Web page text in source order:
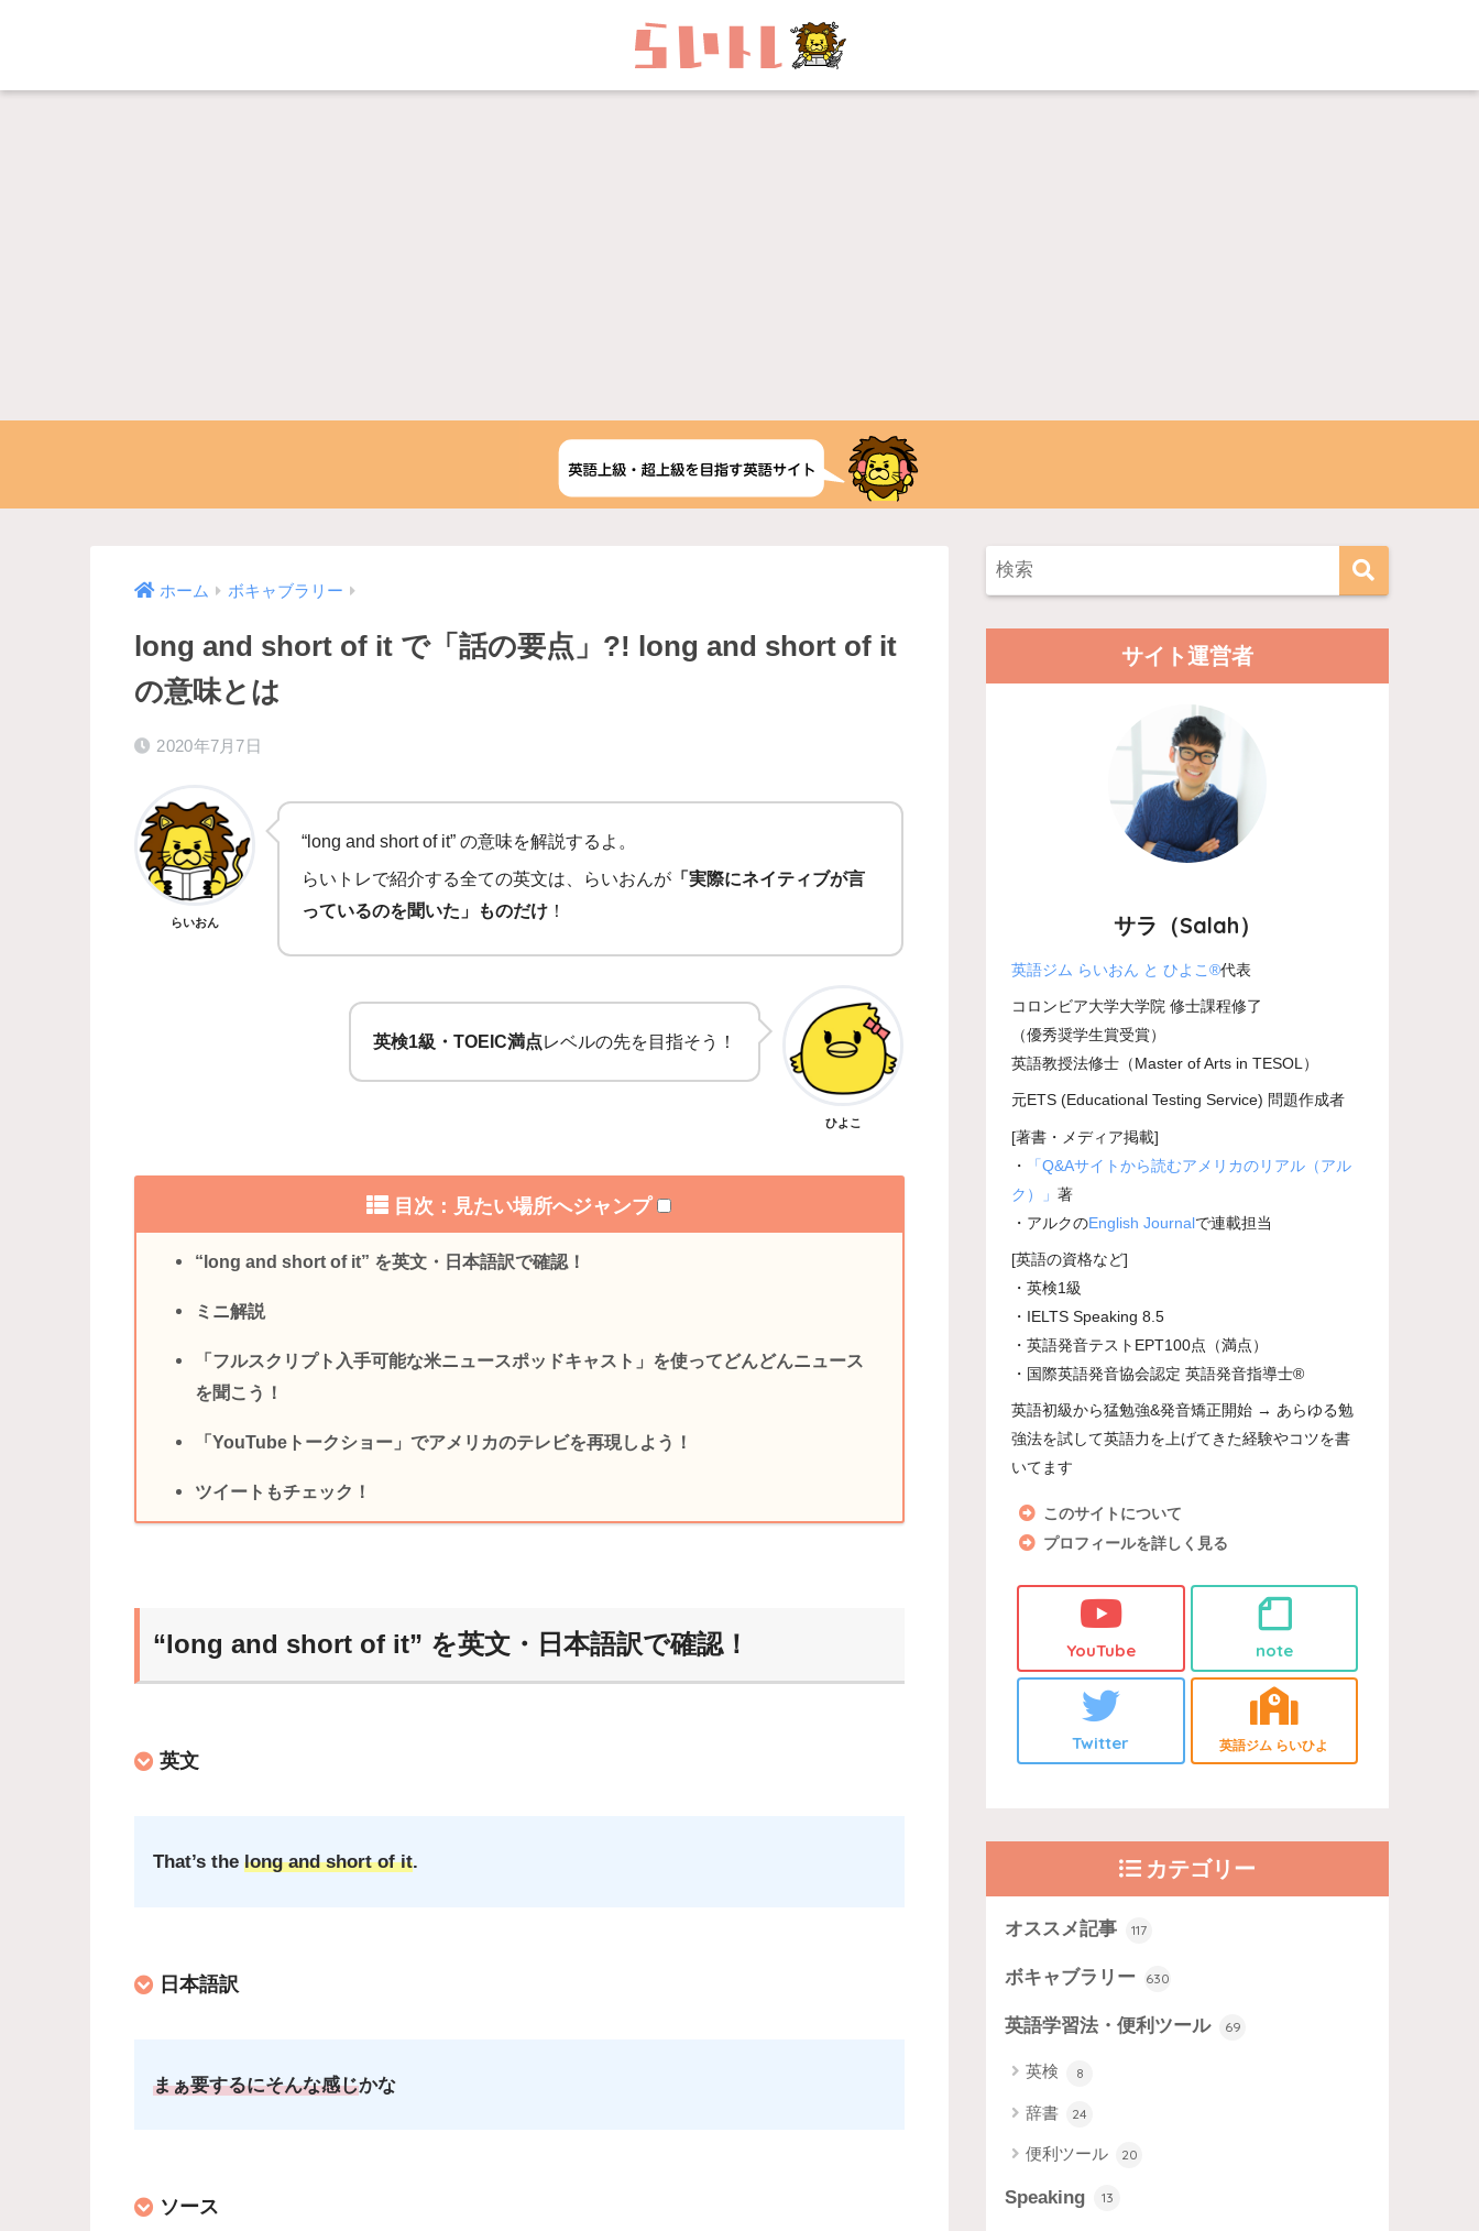
ホーム ボキャブラリー
long and short of it で「話の要点」?! long and short of it
の意味とは
2020年7月7日
らいおん
“long and short of it” の意味を解説するよ。
らいトレで紹介する全ての英文は、らいおんが 「実際にネイティブが言
っているのを聞いた」ものだけ ！
英検1級・TOEIC満点レベルの先を目指そう！
ひよこ
目次：見たい場所へジャンプ
“long and short of it” を英文・日本語訳で確認！
ミニ解説
「フルスクリプト入手可能な米ニュースポッドキャスト」を使ってどんどんニュース
を聞こう！
「YouTubeトークショー」でアメリカのテレビを再現しよう！
ツイートもチェック！
“long and short of it” を英文・日本語訳で確認！
英文
That’s thelong and short of it.
日本語訳
まぁ要するにそんな感じかな
ソース
サイト運営者
サラ（Salah）
英語ジム らいおん と ひよこ®代表
コロンビア大学大学院 修士課程修了
（優秀奨学生賞受賞）
英語教授法修士（Master of Arts in TESOL）
元ETS (Educational Testing Service) 問題作成者
[著書・メディア掲載]
・
「Q&Aサイトから読むアメリカのリアル（アル
ク）」著
・アルクのEnglish Journalで連載担当
[英語の資格など]
・英検1級
・IELTS Speaking 8.5
・英語発音テストEPT100点（満点）
・国際英語発音協会認定 英語発音指導士®
英語初級から猛勉強&発音矯正開始 → あらゆる勉
強法を試して英語力を上げてきた経験やコツを書
いてます
このサイトについて
プロフィールを詳しく見る
YouTube note
Twitter 英語ジム らいひよ
カテゴリー
オススメ記事 117
ボキャブラリー 630
英語学習法・便利ツール 69
英検 8
辞書 24
便利ツール 20
Speaking 13